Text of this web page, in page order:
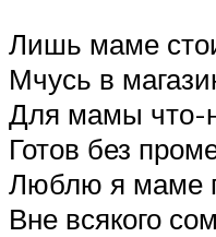
Лишь маме
Мчусь в
Для мамы что-
Готов без
Люблю я маме
Вне всякого